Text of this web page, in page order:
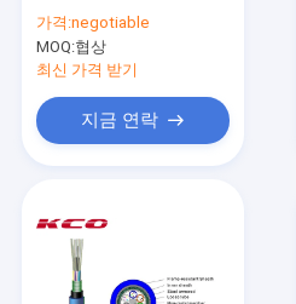
제품
비디오
가격:negotiable
MOQ:협상
최신 가격 받기
지금 연락